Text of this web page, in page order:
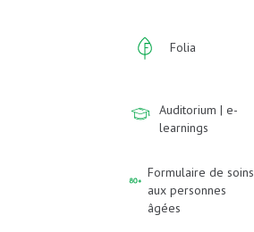
Folia
Auditorium | e-
learnings
Formulaire de soins
aux personnes
âgées